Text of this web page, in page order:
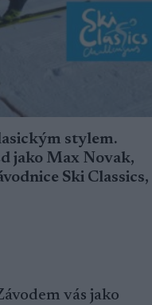
stylem.
jako Max Novak,
Ski Classics,
vás jako